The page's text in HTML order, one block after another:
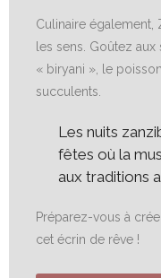
Culinaire également,
les sens. Goûtez
« biryani », le
succulents.
Les nuits
fêtes où la
aux traditions
Préparez-vous à
cet écrin de rêve !